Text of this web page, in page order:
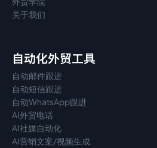
关于我们
自动化外贸工具
自动邮件跟进
自动短信跟进
自动WhatsApp跟进
AI外贸电话
AI社媒自动化
AI营销文案/视频生成